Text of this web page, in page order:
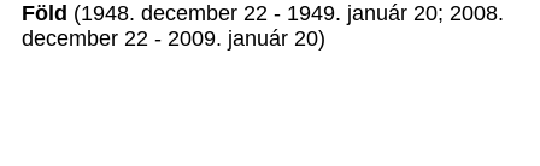
Föld (1948. december 22 - 1949. január 20; 2008.
december 22 - 2009. január 20)